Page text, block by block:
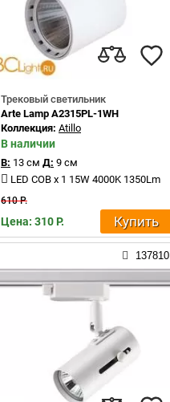
Трековый светильник
Arte Lamp A2315PL-1WH
Коллекция: Atillo
В наличии
В: 13 см Д: 9 см
LED COB x 1 15W 4000K 1350Lm
610 Р.
Цена: 310 Р. Купить
137810